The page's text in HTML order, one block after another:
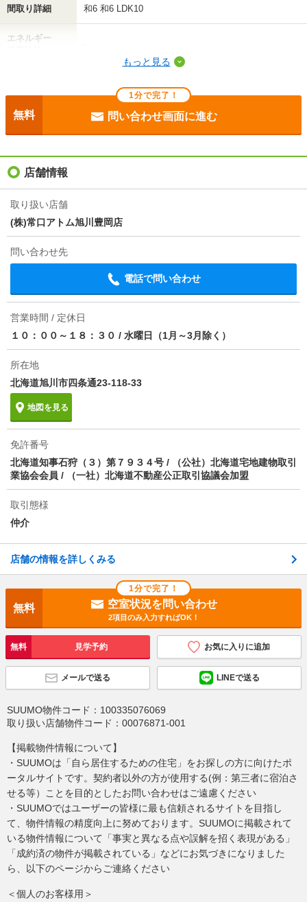
間取り詳細 和6 和6 LDK10
エネルギー
目安光熱費
入居
損保 2.2万円2年
保証会社
の1.5％(最低保証料300円(税込)・更新料 10，000円
ほか初期費用
０円税込 ２４時間管理費 １９８００円税込）
その他諸費用
暖房器具点検料（一台につき） ２７５００円／退去
１６５００円／
情報更新日
もっと見る
1分で完了！
無料 問い合わせ画面に進む
店舗情報
取り扱い店舗
(株)常口アトム旭川豊岡店
問い合わせ先
電話で問い合わせ
営業時間 / 定休日
１０：００～１８：３０ / 水曜日（1月～3月除く）
所在地
北海道旭川市四条通23-118-33
地図を見る
免許番号
北海道知事石狩（３）第７９３４号 / （公社）北海道宅地建物取引
業協会会員 / （一社）北海道不動産公正取引協議会加盟
取引態様
仲介
店舗の情報を詳しくみる
1分で完了！
無料 空室状況を問い合わせ
2項目のみ入力すればOK！
無料 見学予約 お気に入りに追加
メールで送る LINEで送る
SUUMO物件コード： 100335076069
取り扱い店舗物件コード： 00076871-001
【掲載物件情報について】
・SUUMOは「自ら居住するための住宅」をお探しの方に向けたポ
ータルサイトです。契約者以外の方が使用する(例：第三者に宿泊さ
せる等）ことを目的としたお問い合わせはご遠慮ください
・SUUMOではユーザーの皆様に最も信頼されるサイトを目指し
て、物件情報の精度向上に努めております。SUUMOに掲載されて
いる物件情報について「事実と異なる点や誤解を招く表現がある」
「成約済の物件が掲載されている」などにお気づきになりました
ら、以下のページからご連絡ください
＜個人のお客様用＞